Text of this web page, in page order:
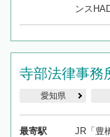
ンス
寺部法律事務
愛知県
最寄駅 JR「豊